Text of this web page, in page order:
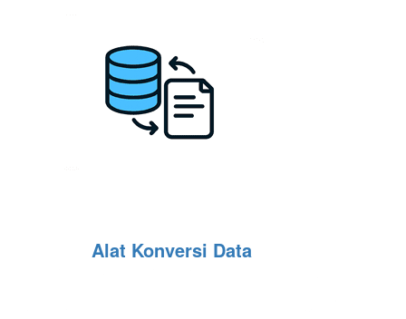
Alat Konversi Data